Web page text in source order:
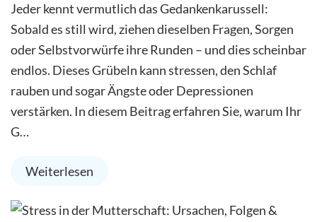
Jeder kennt vermutlich das Gedankenkarussell:
Sobald es still wird, ziehen dieselben Fragen, Sorgen
oder Selbstvorwürfe ihre Runden – und dies scheinbar
endlos. Dieses Grübeln kann stressen, den Schlaf
rauben und sogar Ängste oder Depressionen
verstärken. In diesem Beitrag erfahren Sie, warum Ihr
G…
Weiterlesen